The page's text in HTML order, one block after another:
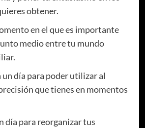
obtener.
en el que es importante
medio entre tu mundo
un día para poder utilizar al
que tienes en momentos
día para reorganizar tus